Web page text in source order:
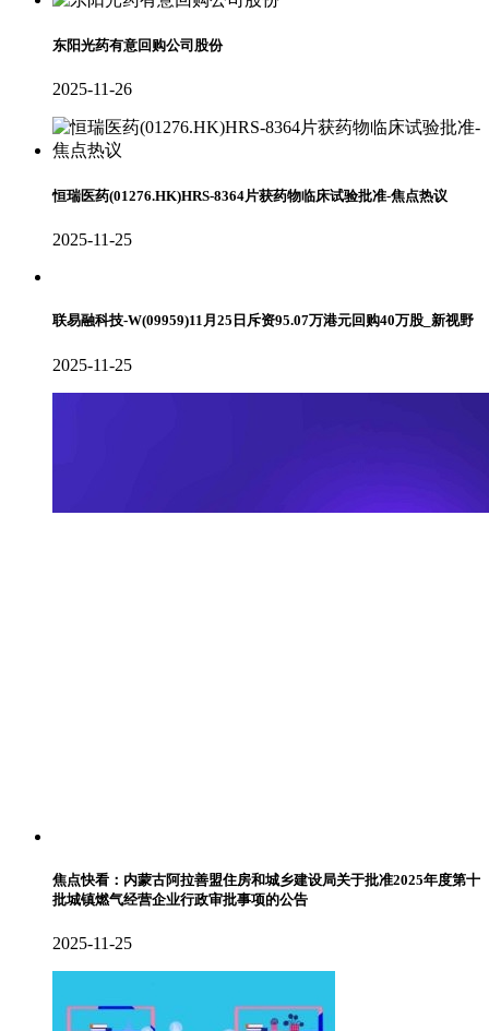
东阳光药有意回购公司股份
2025-11-26
恒瑞医药(01276.HK)HRS-8364片获药物临床试验批准-焦点热议
2025-11-25
联易融科技-W(09959)11月25日斥资95.07万港元回购40万股_新视野
2025-11-25
焦点快看：内蒙古阿拉善盟住房和城乡建设局关于批准2025年度第十
批城镇燃气经营企业行政审批事项的公告
2025-11-25